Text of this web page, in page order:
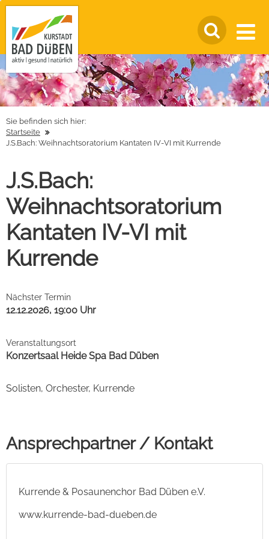
Sie befinden sich hier:
Startseite
J.S.Bach: Weihnachtsoratorium Kantaten IV-VI mit Kurrende
J.S.Bach:
Weihnachtsoratorium
Kantaten IV-VI mit
Kurrende
Nächster Termin
12.12.2026, 19:00 Uhr
Veranstaltungsort
Konzertsaal Heide Spa Bad Düben
Solisten, Orchester, Kurrende
Ansprechpartner / Kontakt
Kurrende & Posaunenchor Bad Düben e.V.
www.kurrende-bad-dueben.de